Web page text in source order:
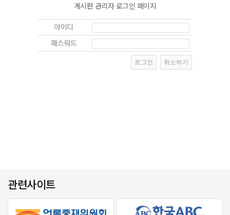
게시판 관리자 로그인 페이지
아이디
패스워드
관련사이트